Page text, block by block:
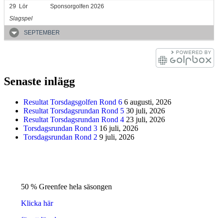
29 Lör
Sponsorgolfen 2026
Slagspel
SEPTEMBER
Senaste inlägg
Resultat Torsdagsgolfen Rond 6 6 augusti, 2026
Resultat Torsdagsrundan Rond 5 30 juli, 2026
Resultat Torsdagsrundan Rond 4 23 juli, 2026
Torsdagsrundan Rond 3 16 juli, 2026
Torsdagsrundan Rond 2 9 juli, 2026
50 % Greenfee hela säsongen
Klicka här